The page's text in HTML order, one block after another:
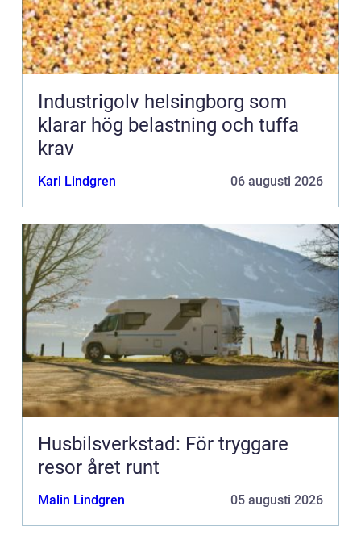
Industrigolv helsingborg som
klarar hög belastning och tuffa
krav
Karl Lindgren 06 augusti 2026
Husbilsverkstad: För tryggare
resor året runt
Malin Lindgren 05 augusti 2026